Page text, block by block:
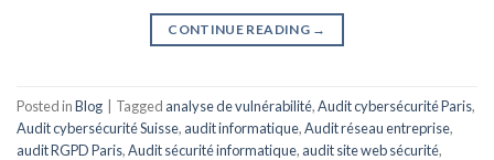
CONTINUE READING →
Posted inBlog Tagged analyse de vulnérabilité,Audit cybersécurité Paris,
Audit cybersécurité Suisse, audit informatique,Audit réseau entreprise,
audit RGPD Paris,Audit sécurité informatique, audit site web sécurité,